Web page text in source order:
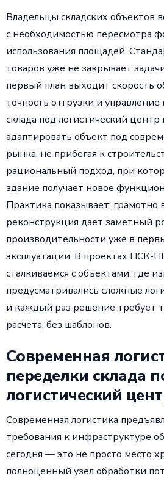
Владельцы складских объектов
с необходимостью пересмотра
использования площадей.
товаров уже не закрывает
первый план выходит скорость
точность отгрузки и
склада под логистический центр
адаптировать объект под
рынка, не прибегая к
рациональный подход, при
здание получает новое
Практика показывает: грамотно
реконструкция дает заметный
производительности уже в
эксплуатации. В проектах ПСК-
сталкиваемся с объектами, где
предусматривались сложные
и каждый раз решение требует
расчета, без шаблонов.
Современная
переделки склада
логистический
Современная логистика
требования к инфраструктуре
сегодня — это не просто место
полноценный узел обработки